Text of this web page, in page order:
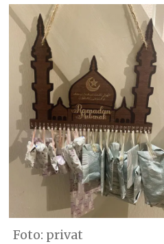
Foto: privat